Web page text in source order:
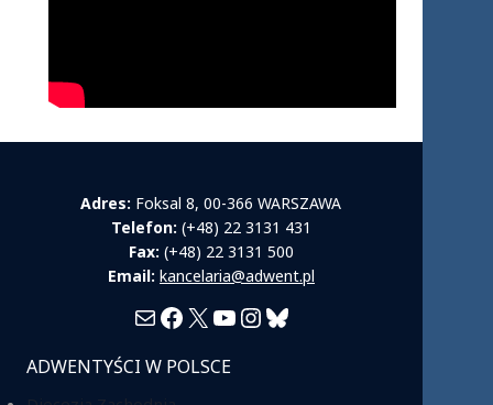
Adres: Foksal 8, 00-366 WARSZAWA
Telefon: (+48) 22 3131 431
Fax: (+48) 22 3131 500
Email: kancelaria@adwent.pl
MailFacebook
X YouTube
Instagram
Bluesky
ADWENTYŚCI W POLSCE